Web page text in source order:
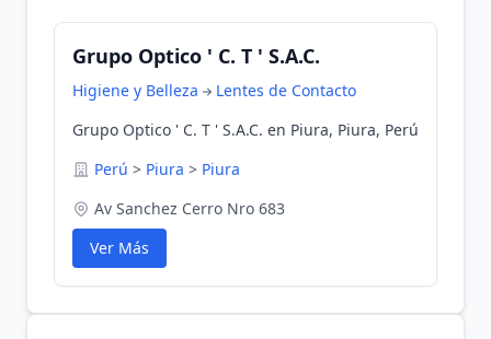
Grupo Optico ' C. T ' S.A.C.
Higiene y Belleza
Lentes de Contacto
Grupo Optico ' C. T ' S.A.C. en Piura, Piura, Perú
Perú > Piura > Piura
Av Sanchez Cerro Nro 683
Ver Más